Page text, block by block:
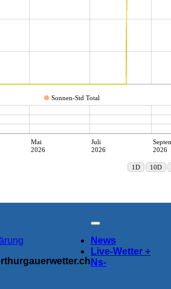
News
Live-Wetter +
Ns-